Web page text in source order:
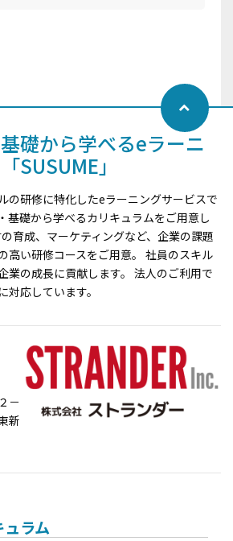
礎から学べるeラーニ
SUSUME」
の研修に特化したeラーニングサービスで
基礎から学べるカリキュラムをご用意し
育成、マーケティングなど、企業の課題
高い研修コースをご用意。 社員のスキル
業の成長に貢献します。 法人のご利用で
対応しています。
－
新
ラム